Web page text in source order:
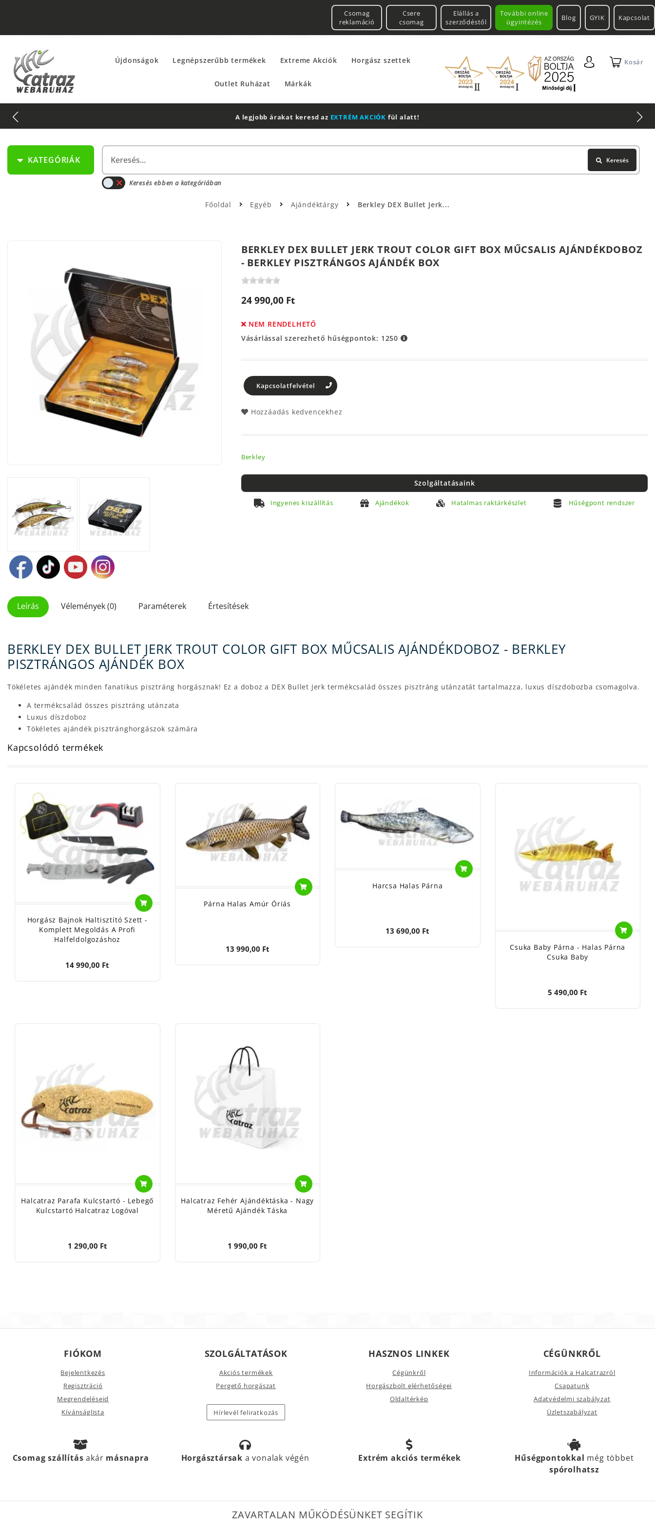
További online
ügyintézés
Csomag
reklamáció
Csere
csomag
Elállás a
szerződéstől
Blog GYIK Kapcsolat
Újdonságok Legnépszerűbb termékek Extreme Akciók Horgász szettek
Outlet Ruházat Márkák
Kosár
A legjobb árakat keresd az EXTRÉM AKCIÓK fül alatt!
KATEGÓRIÁK Keresés
Keresés ebben a kategóriában
Főoldal Egyéb Ajándéktárgy Berkley DEX Bullet Jerk...
BERKLEY DEX BULLET JERK TROUT COLOR GIFT BOX MŰCSALIS AJÁNDÉKDOBOZ
- BERKLEY PISZTRÁNGOS AJÁNDÉK BOX
24 990,00 Ft
NEM RENDELHETŐ
Vásárlással szerezhető hűségpontok: 1250
Kapcsolatfelvétel
Hozzáadás kedvencekhez
Berkley
Szolgáltatásaink
Ingyenes kiszállítás Ajándékok Hatalmas raktárkészlet Hűségpont rendszer
Leírás Vélemények (0) Paraméterek Értesítések
BERKLEY DEX BULLET JERK TROUT COLOR GIFT BOX MŰCSALIS AJÁNDÉKDOBOZ - BERKLEY
PISZTRÁNGOS AJÁNDÉK BOX
Tökéletes ajándék minden fanatikus pisztráng horgásznak! Ez a doboz a DEX Bullet Jerk termékcsalád összes pisztráng utánzatát tartalmazza, luxus díszdobozba csomagolva.
A termékcsalád összes pisztráng utánzata
Luxus díszdoboz
Tökéletes ajándék pisztránghorgászok számára
Kapcsolódó termékek
Horgász Bajnok Haltisztító Szett -
Komplett Megoldás A Profi
Halfeldolgozáshoz
14 990,00 Ft
Párna Halas Amúr Óriás
13 990,00 Ft
Harcsa Halas Párna
13 690,00 Ft
Csuka Baby Párna - Halas Párna
Csuka Baby
5 490,00 Ft
Halcatraz Parafa Kulcstartó - Lebegő
Kulcstartó Halcatraz Logóval
1 290,00 Ft
Halcatraz Fehér Ajándéktáska - Nagy
Méretű Ajándék Táska
1 990,00 Ft
FIÓKOM
Bejelentkezés
Regisztráció
Megrendeléseid
Kívánságlista
SZOLGÁLTATÁSOK
Akciós termékek
Pergető horgászat
Hírlevél feliratkozás
HASZNOS LINKEK
Cégünkről
Horgászbolt elérhetőségei
Oldaltérkép
CÉGÜNKRŐL
Információk a Halcatrazról
Csapatunk
Adatvédelmi szabályzat
Üzletszabályzat
Csomag szállításakár másnapra Horgásztársak a vonalak végén Extrém akciós termékek Hűségpontokkal még többet
spórolhatsz
ZAVARTALAN MŰKÖDÉSÜNKET SEGÍTIK